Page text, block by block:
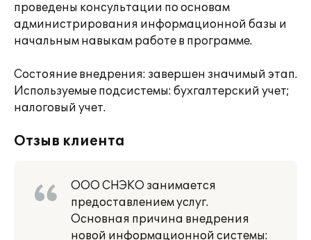
проведены консультации по основам
администрирования информационной базы и
начальным навыкам работе в программе.
Состояние внедрения: завершен значимый этап.
Используемые подсистемы: бухгалтерский учет;
налоговый учет.
Отзыв клиента
ООО СНЭКО занимается
предоставлением услуг.
Основная причина внедрения
новой информационной системы: